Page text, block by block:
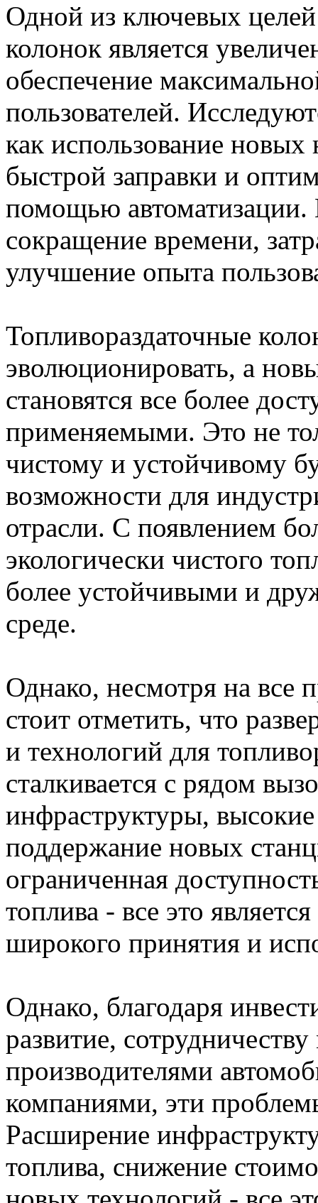
Одной из ключевых целей
колонок является
обеспечение
пользователей.
как использование новых
быстрой заправки и
помощью автоматизации.
сокращение времени,
улучшение опыта
Топливораздаточные
эволюционировать, а
становятся все более
применяемыми. Это не
чистому и устойчивому
возможности для
отрасли. С появлением
экологически чистого
более устойчивыми и
среде.
Однако, несмотря на все
стоит отметить, что
и технологий для
сталкивается с рядом
инфраструктуры,
поддержание новых
ограниченная
топлива - все это
широкого принятия и
Однако, благодаря
развитие,
производителями
компаниями, эти
Расширение
топлива, снижение